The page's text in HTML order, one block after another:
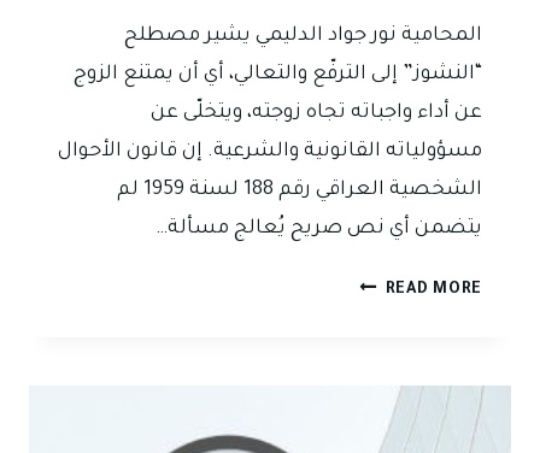
المحامية نور جواد الدليمي يشير مصطلح
“النشوز” إلى الترفّع والتعالي، أي أن يمتنع الزوج
عن أداء واجباته تجاه زوجته، ويتخلّى عن
مسؤولياته القانونية والشرعية. إن قانون الأحوال
الشخصية العراقي رقم 188 لسنة 1959 لم
يتضمن أي نص صريح يُعالج مسألة…
READ MORE نشوز